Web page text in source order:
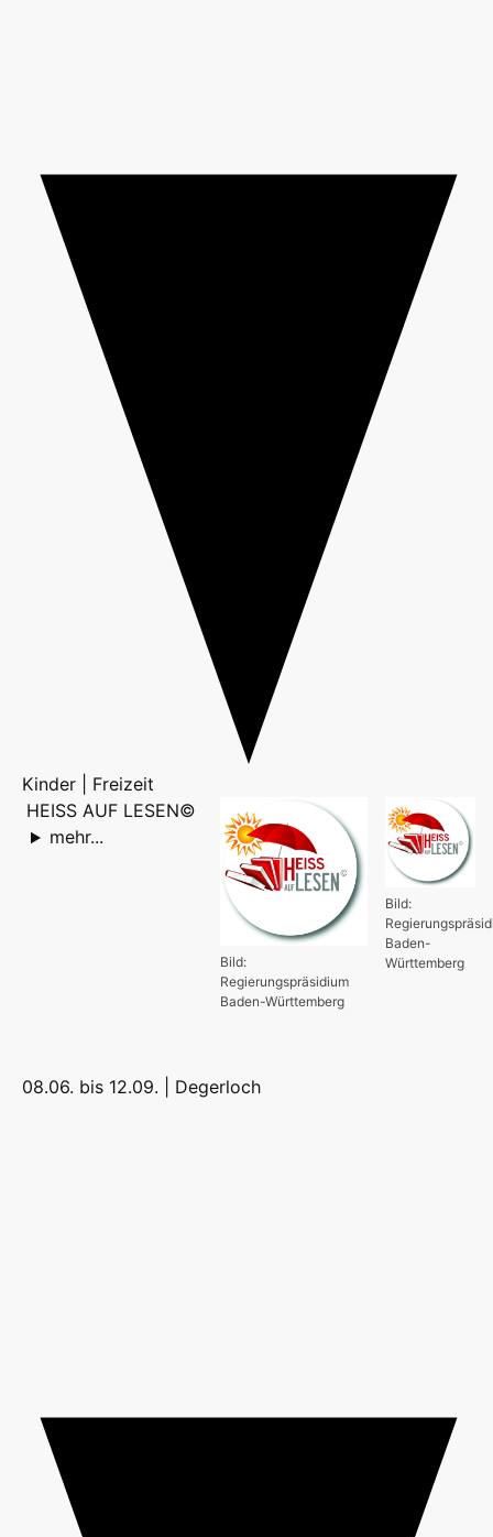
Kinder | Freizeit
Bild:
Baden-
Württemberg
Bild:
Regierungspräsidium
Baden-Württemberg
HEISS AUF LESEN©
mehr...
08.06. bis 12.09. | Degerloch